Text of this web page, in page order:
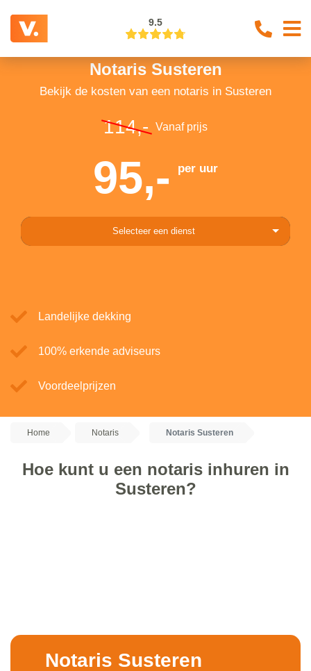
9.5
Notaris Susteren
Bekijk de kosten van een notaris in Susteren
114,- Vanaf prijs
95,- per uur
Selecteer een dienst
Landelijke dekking
100% erkende adviseurs
Voordeelprijzen
Home Notaris Notaris Susteren
Hoe kunt u een notaris inhuren in
Susteren?
Notaris Susteren